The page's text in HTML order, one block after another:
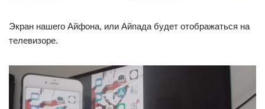
Экран нашего Айфона, или Айпада будет отображаться на
телевизоре.